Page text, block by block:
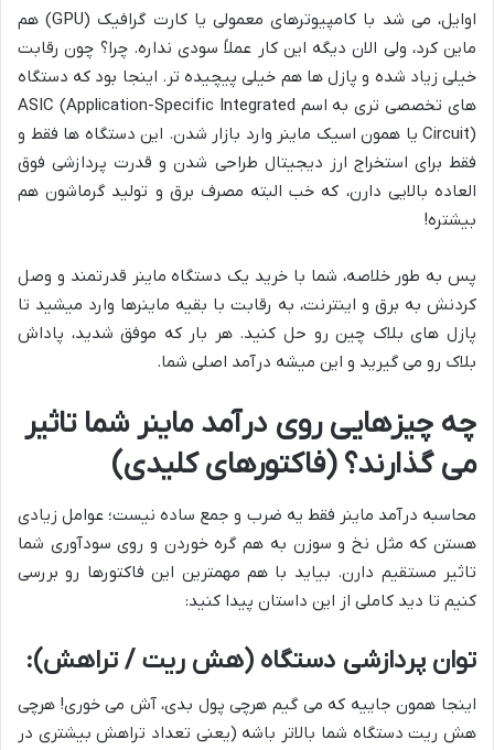
اوایل، می شد با کامپیوترهای معمولی یا کارت گرافیک (GPU) هم
ماین کرد، ولی الان دیگه این کار عملاً سودی نداره. چرا؟ چون رقابت
خیلی زیاد شده و پازل ها هم خیلی پیچیده تر. اینجا بود که دستگاه
های تخصصی تری به اسم ASIC (Application-Specific Integrated
Circuit) یا همون اسیک ماینر وارد بازار شدن. این دستگاه ها فقط و
فقط برای استخراج ارز دیجیتال طراحی شدن و قدرت پردازشی فوق
العاده بالایی دارن، که خب البته مصرف برق و تولید گرماشون هم
بیشتره!
پس به طور خلاصه، شما با خرید یک دستگاه ماینر قدرتمند و وصل
کردنش به برق و اینترنت، به رقابت با بقیه ماینرها وارد میشید تا
پازل های بلاک چین رو حل کنید. هر بار که موفق شدید، پاداش
بلاک رو می گیرید و این میشه درآمد اصلی شما.
چه چیزهایی روی درآمد ماینر شما تاثیر
می گذارند؟ (فاکتورهای کلیدی)
محاسبه درآمد ماینر فقط یه ضرب و جمع ساده نیست؛ عوامل زیادی
هستن که مثل نخ و سوزن به هم گره خوردن و روی سودآوری شما
تاثیر مستقیم دارن. بیاید با هم مهمترین این فاکتورها رو بررسی
کنیم تا دید کاملی از این داستان پیدا کنید:
توان پردازشی دستگاه (هش ریت / تراهش):
اینجا همون جاییه که می گیم هرچی پول بدی، آش می خوری! هرچی
هش ریت دستگاه شما بالاتر باشه (یعنی تعداد تراهش بیشتری در